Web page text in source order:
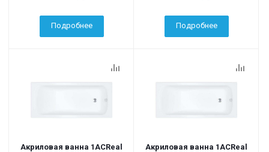
Подробнее Подробнее
Акриловая ванна 1ACReal
Акриловая ванна 1ACReal